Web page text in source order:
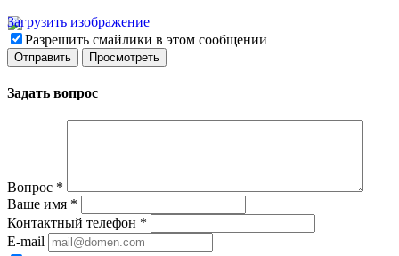
Загрузить изображение
Разрешить смайлики в этом сообщении
Задать вопрос
Вопрос *
Ваше имя *
Контактный телефон *
E-mail